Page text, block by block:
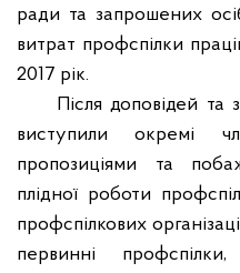
ради та запрошених
витрат профспілки
2017 рік.
Після доповідей та
виступили окремі
пропозиціями та
плідної роботи
профспілкових
первинні